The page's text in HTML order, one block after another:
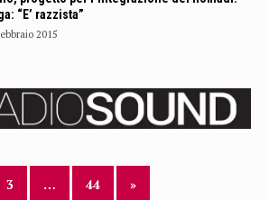
“E’ razzista”
2015
3 … 44 »